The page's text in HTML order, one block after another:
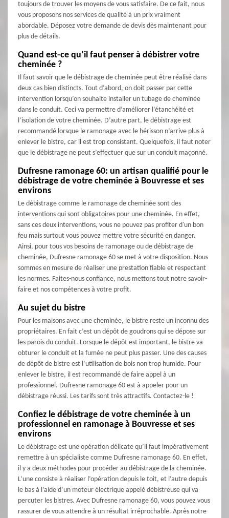
toujours de trouver les moyens de vous satisfaire. De ce fait, nous
vous proposons nos services de qualité à un prix vraiment
abordable. Déposez votre demande de devis dès maintenant pour
plus de détails.
Quand est-ce qu’il faut penser à débistrer votre
cheminée ?
Il faut savoir que le débistrage de cheminée peut être réalisé dans
deux cas bien distincts. Tout d’abord, on doit passer par cette
intervention lorsqu’on souhaite installer un tubage de cheminée
dans le conduit. Ceci va permettre d’améliorer l’étanchéité et
l’isolation de votre cheminée. D’autre part, le débistrage est
recommandé lorsque le ramonage avec le hérisson n’arrive plus à
enlever le bistre, car il est trop consistant. Quelquefois, il faut noter
que le débistrage ne peut s’effectuer que sur un conduit maçonné.
Dufresne ramonage 60: un artisan qualifié pour le
débistrage de votre cheminée à Bouvresse et ses
environs
Le débistrage comme le ramonage de cheminée sont des
interventions qui sont obligatoires pour une cheminée. En effet,
sans ces deux interventions, vous ne pouvez pas profiter d'un bon
feu mais surtout vous pouvez mettre votre sécurité en danger.
Ainsi, pour tous vos besoins de ramonage ou de débistrage de
cheminée, Dufresne ramonage 60 se met à votre disposition. Nous
sommes en mesure de réaliser une prestation fiable et respectant
les normes. Faites-nous confiance, nous mettons tout notre savoir-
faire et nos compétences à votre profit.
Au sujet du bistre
Pour les maisons avec une cheminée, le bistre reste un inconnu des
propriétaires. En fait c’est un dépôt de goudrons qui se dépose sur
les parois du conduit. Lorsque le dépôt est important, le bistre va
obturer le conduit et la fumée ne peut plus passer. Une des causes
de dépôt de bistre est l’utilisation de bois non trop humide. Pour
enlever le bistre, il est recommandé de faire appel à un
professionnel. Dufresne ramonage 60 est à appeler pour un
débistrage réussi. Les tarifs sont très attractifs. Contactez-le !
Confiez le débistrage de votre cheminée à un
professionnel en ramonage à Bouvresse et ses
environs
Le débistrage est une opération délicate qu’il faut impérativement
remettre à un spécialiste comme Dufresne ramonage 60. En effet,
il y a deux méthodes pour procéder au débistrage de la cheminée.
L’une consiste à réaliser l’opération depuis le toit, et l’autre depuis
le bas à l’aide d’un moteur électrique appelé débistreuse qui va
percuter les bistres. Avec Dufresne ramonage 60, vous pouvez vous
rassurer de vous attendre à un résultat irréprochable. Après notre